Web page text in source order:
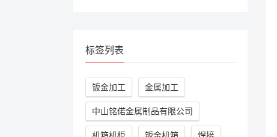
标签列表
钣金加工 金属加工
中山铭偌金属制品有限公司
机箱机柜 钣金机箱 焊接